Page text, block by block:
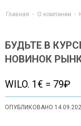
Главная - О компании -
БУДЬТЕ В
НОВИНОК
WILO. 1€ = 79₽
ОПУБЛИКОВАНО